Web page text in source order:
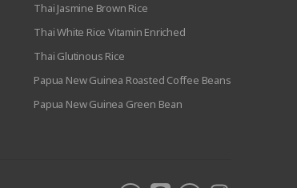
Thai Jasmine Brown Rice
Thai White Rice Vitamin Enriched
Thai Glutinous Rice
Papua New Guinea Roasted Coffee Beans
Papua New Guinea Green Bean